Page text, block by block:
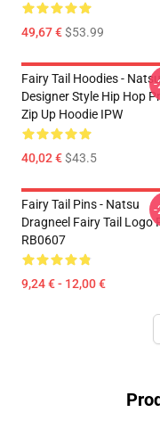
49,67 €$53.99
Fairy Tail Hoodies - Natsu
Designer Style Hip Hop
Zip Up Hoodie IPW
40,02 €$43.5
-
Fairy Tail Pins - Natsu
Dragneel Fairy Tail Logo
RB0607
9,24 € - 12,00 €
-